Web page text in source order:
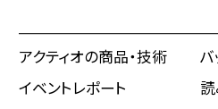
アクティオの商品・技術
バ
イベントレポート